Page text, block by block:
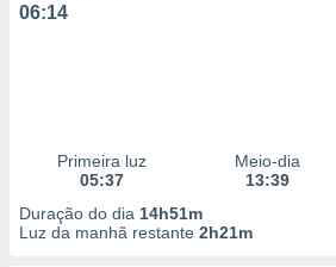
06:14
Primeira luz
05:37
Meio-dia
13:39
Duração do dia 14h51m
Luz da manhã restante 2h21m